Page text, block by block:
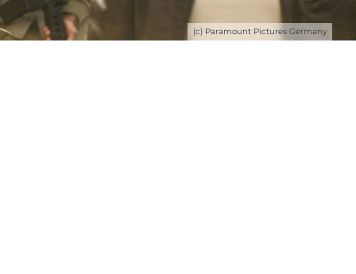
(c) Paramount Pictures Germany